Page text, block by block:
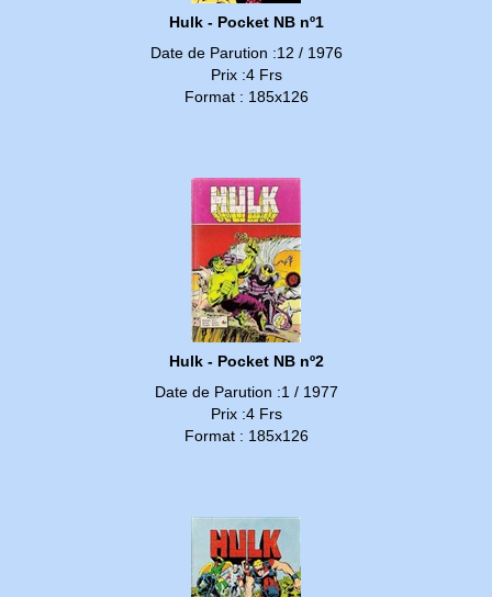
Hulk - Pocket NB nº1
Date de Parution :12 / 1976
Prix :4 Frs
Format : 185x126
Hulk - Pocket NB nº2
Date de Parution :1 / 1977
Prix :4 Frs
Format : 185x126